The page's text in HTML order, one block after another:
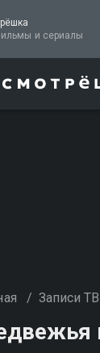
ТВ, фильмы и сериалы
/ Записи